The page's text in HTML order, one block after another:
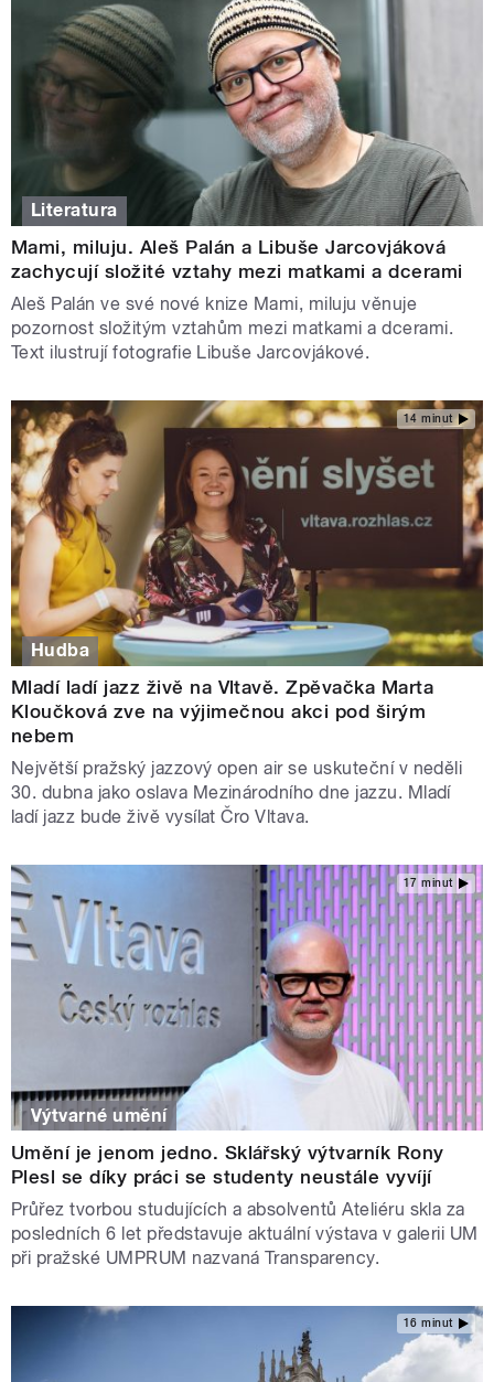
Literatura
Mami, miluju. Aleš Palán a Libuše Jarcovjáková
zachycují složité vztahy mezi matkami a dcerami
Aleš Palán ve své nové knize Mami, miluju věnuje
pozornost složitým vztahům mezi matkami a dcerami.
Text ilustrují fotografie Libuše Jarcovjákové.
14 minut
Hudba
Mladí ladí jazz živě na Vltavě. Zpěvačka Marta
Kloučková zve na výjimečnou akci pod širým
nebem
Největší pražský jazzový open air se uskuteční v neděli
30. dubna jako oslava Mezinárodního dne jazzu. Mladí
ladí jazz bude živě vysílat Čro Vltava.
17 minut
Výtvarné umění
Umění je jenom jedno. Sklářský výtvarník Rony
Plesl se díky práci se studenty neustále vyvíjí
Průřez tvorbou studujících a absolventů Ateliéru skla za
posledních 6 let představuje aktuální výstava v galerii UM
při pražské UMPRUM nazvaná Transparency.
16 minut